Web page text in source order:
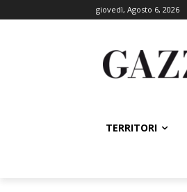
giovedì, Agosto 6, 2026
TERRITORI